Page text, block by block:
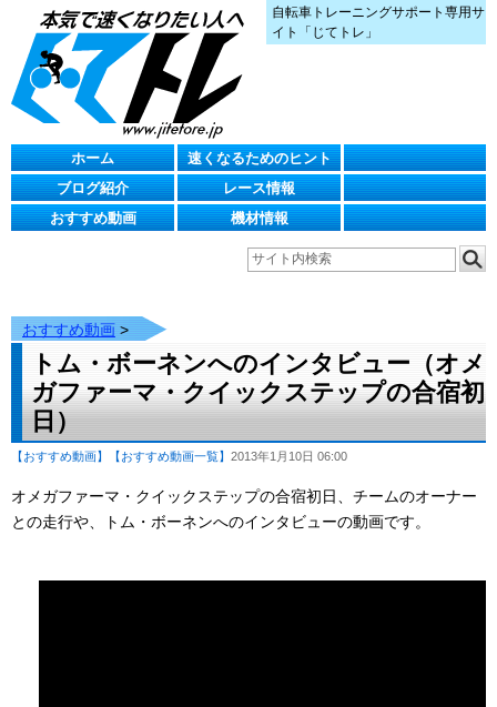
自転車トレーニングサポート専用サ
イト「じてトレ」
ホーム
速くなるためのヒント
ブログ紹介
レース情報
おすすめ動画
機材情報
おすすめ動画 >
トム・ボーネンへのインタビュー（オメ
ガファーマ・クイックステップの合宿初
日）
【おすすめ動画】 【おすすめ動画一覧】 2013年1月10日 06:00
オメガファーマ・クイックステップの合宿初日、チームのオーナー
との走行や、トム・ボーネンへのインタビューの動画です。